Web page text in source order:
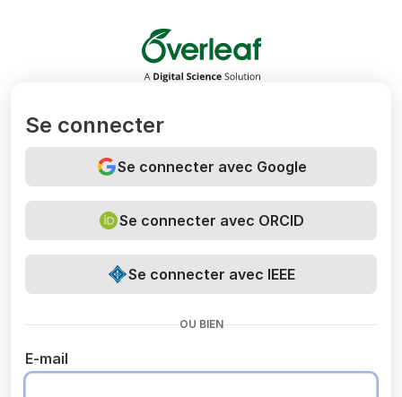
Overleaf
Se connecter
Se connecter avec Google
Se connecter avec ORCID
Se connecter avec IEEE
OU BIEN
E-mail